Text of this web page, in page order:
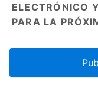
ELECTRÓNICO
PARA LA